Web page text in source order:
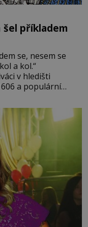
šel příkladem
se, nesem se
a kol.“
v hledišti
a populární
krále Jakuba I., jenž